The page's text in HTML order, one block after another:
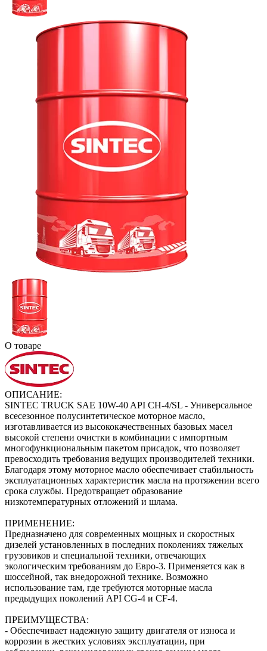
О товаре
ОПИСАНИЕ:
SINTEC TRUCK SAE 10W-40 API CH-4/SL - Универсальное
всесезонное полусинтетическое моторное масло,
изготавливается из высококачественных базовых масел
высокой степени очистки в комбинации с импортным
многофункциональным пакетом присадок, что позволяет
превосходить требования ведущих производителей техники.
Благодаря этому моторное масло обеспечивает стабильность
эксплуатационных характеристик масла на протяжении всего
срока службы. Предотвращает образование
низкотемпературных отложений и шлама.
ПРИМЕНЕНИЕ:
Предназначено для современных мощных и скоростных
дизелей установленных в последних поколениях тяжелых
грузовиков и специальной техники, отвечающих
экологическим требованиям до Евро-3. Применяется как в
шоссейной, так внедорожной технике. Возможно
использование там, где требуются моторные масла
предыдущих поколений API CG-4 и CF-4.
ПРЕИМУЩЕСТВА:
- Обеспечивает надежную защиту двигателя от износа и
коррозии в жестких условиях эксплуатации, при